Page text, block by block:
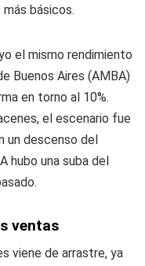
básicos.
el mismo rendimiento
Buenos Aires (AMBA)
en torno al 10%.
el escenario fue
un descenso del
hubo una suba del
ventas
viene de arrastre, ya